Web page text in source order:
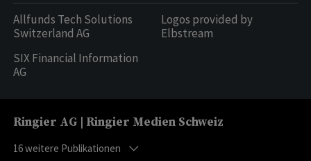
Allfunds Tech Solutions
Switzerland AG
SIX Financial Information
AG
Logos provided by
Elbstream
Ringier AG | Ringier Medien Schweiz
16weitere Publikationen